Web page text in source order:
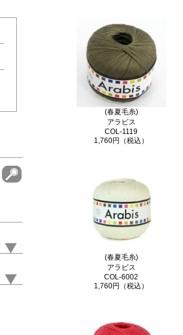
(春夏毛糸)
アラビス
COL-1119
1,760円（税込）
(春夏毛糸)
アラビス
COL-6002
1,760円（税込）